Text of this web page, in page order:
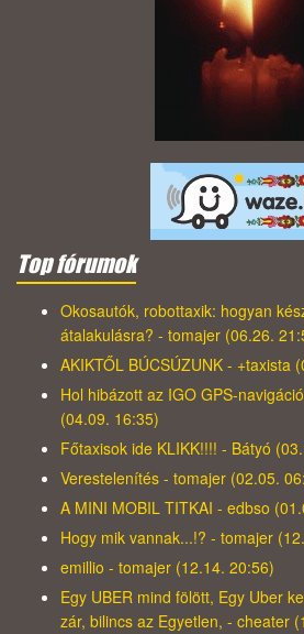
Top fórumok
Okosautók, robottaxik: hogyan
átalakulásra? - tomajer (06.26.
AKIKTŐL BÚCSÚZUNK - +taxista
Hol hibázott az IGO GPS-
(04.09. 16:35)
Főtaxisok ide KLIKK!!!! - Bátyó
Verestelenítés - tomajer (02.05.
A MINI MOBIL TITKAI - edbso
Hogy mik vannak...!? - tomajer
emillio - tomajer (12.14. 20:56)
Egy UBER mind fölött, Egy Uber
zár, bilincs az Egyetlen, - cheater